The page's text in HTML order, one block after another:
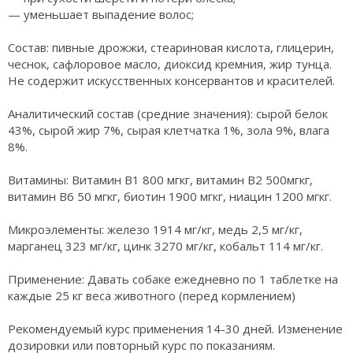
— уменьшает выпадение волос;
Состав: пивные дрожжи, стеариновая кислота, глицерин,
чеснок, сафлоровое масло, диоксид кремния, жир тунца.
Не содержит искусственных консервантов и красителей.
Аналитический состав (средние значения): сырой белок
43%, сырой жир 7%, сырая клетчатка 1%, зола 9%, влага
8%.
Витамины: Витамин В1 800 мгкг, витамин В2 500мгкг,
витамин В6 50 мгкг, биотин 1900 мгкг, ниацин 1200 мгкг.
Микроэлементы: железо 1914 мг/кг, медь 2,5 мг/кг,
марганец 323 мг/кг, цинк 3270 мг/кг, кобальт 114 мг/кг.
Применение: Давать собаке ежедневно по 1 таблетке на
каждые 25 кг веса животного (перед кормлением)
Рекомендуемый курс применения 14-30 дней. Изменение
дозировки или повторный курс по показаниям.